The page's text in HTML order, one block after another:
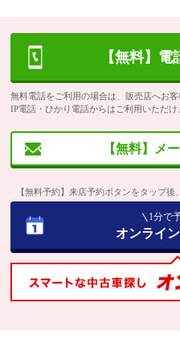
【無料】
無料電話をご利用の場合は、販売店へお
IP電話・ひかり電話からはご利用いただけ
【無料】メ
【無料予約】来店予約ボタンをタップ
1分で
オンライ